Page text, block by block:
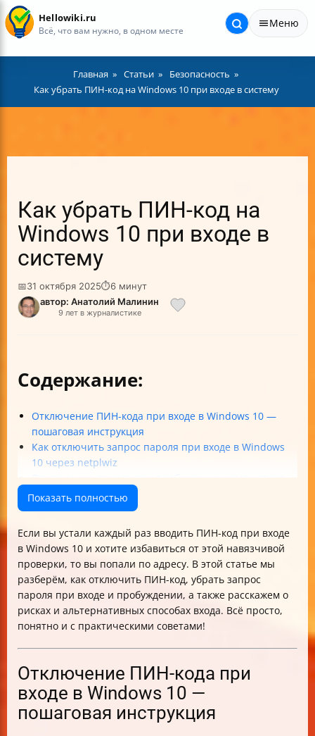
Hellowiki.ru
Всё, что вам нужно, в одном месте
Меню
Главная Статьи
Безопасность
Как убрать ПИН-код на Windows 10 при входе в систему
Как убрать ПИН-код на
Windows 10 при входе в
систему
📅31 октября 2025⏱6 минут
автор: Анатолий Малинин
9 лет в журналистике
Содержание:
Отключение ПИН-кода при входе в Windows 10 —
пошаговая инструкция
Как отключить запрос пароля при входе в Windows
10 через netplwiz
Риски безопасности и как их минимизировать
Альтернативы отключению пароля для удобства и
Что делать, если параметры входа заблокированы
политикой организации?
Как сбросить или изменить ПИН-код
Проверка работы авто-входа и отключения ПИН-кода
Частые ошибки и их исправление
Визуальные подсказки и предупреждения для
пользователей
Таблица сравнения способов отключения ПИН-кода и
Заключение
Показать полностью
Если вы устали каждый раз вводить ПИН-код при входе
в Windows 10 и хотите избавиться от этой навязчивой
проверки, то вы попали по адресу. В этой статье мы
разберём, как отключить ПИН-код, убрать запрос
пароля при входе и пробуждении, а также расскажем о
рисках и альтернативных способах входа. Всё просто,
понятно и с практическими советами!
Отключение ПИН-кода при
входе в Windows 10 —
пошаговая инструкция